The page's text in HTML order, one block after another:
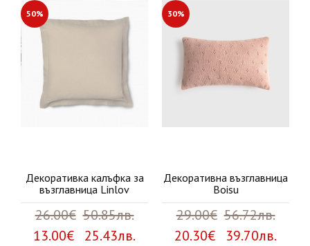
50%
Декоративка калъфка за
възглавница Linlov
26.00€ 50.85лв.
13.00€ 25.43лв.
30%
Декоративна възглавница
Boisu
29.00€ 56.72лв.
20.30€ 39.70лв.